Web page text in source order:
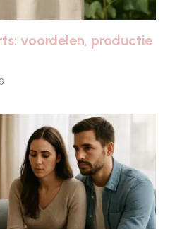
voordelen, productie